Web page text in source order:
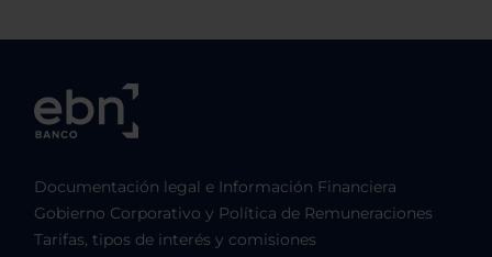
Documentación legal e Información Financiera
Gobierno Corporativo y Política de Remuneraciones
Tarifas, tipos de interés y comisiones